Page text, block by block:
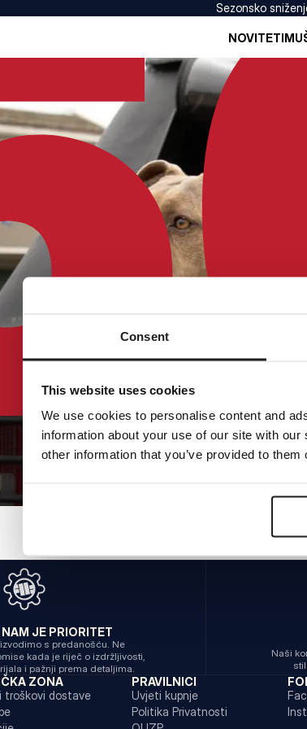
Consent
This website uses cookies
We use cookies to personalise content and
information about your use of our site with
other information that you’ve provided to
Sezonsko
NOVITETI
JE PRIORITET
s predanošću. Ne
kada je riječ o izdržljivosti,
i pažnji prema detaljima.
Naši
ZONA
troškovi dostave
PRAVILNICI
Uvjeti kupnje
Politika Privatnosti